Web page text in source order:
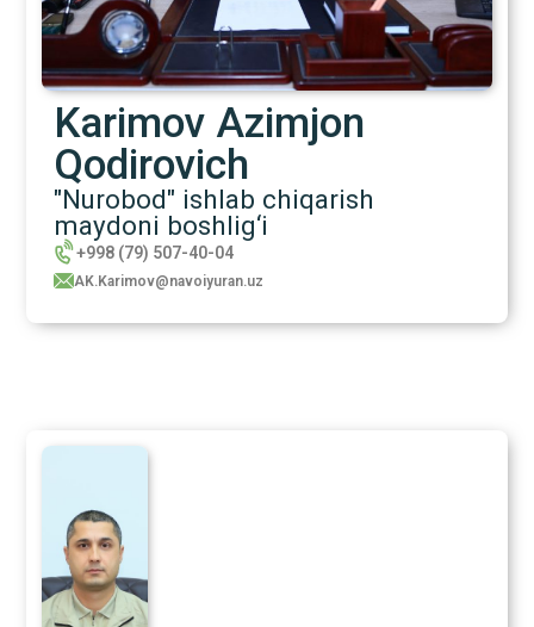
Karimov Azimjon
Qodirovich
"Nurobod" ishlab chiqarish
maydoni boshlig‘i
+998 (79) 507-40-04
AK.Karimov@navoiyuran.uz